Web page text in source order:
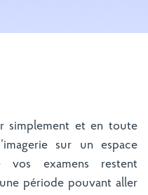
simplement et en toute
sur un espace
vos examens restent
période pouvant aller